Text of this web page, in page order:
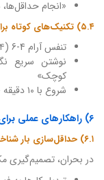
«انجام
۵.۴) تکنیک‌های کوتاه برای کنترل اضطراب قبل از مطالعه
تنفس آرام 4-6 (۴ ثانیه دم، ۶ ثانیه بازدم) به مدت ۳ دقیقه
کوچک»
شروع با ۱۰ دقیقه «کار آسان» برای شکستن مقاومت
۶) راهکارهای عملی برای دانشجویان
۶.۱) حداقل‌سازی بار شناختی و مدیریت تکالیف
در بحران، تصمیم‌گیری